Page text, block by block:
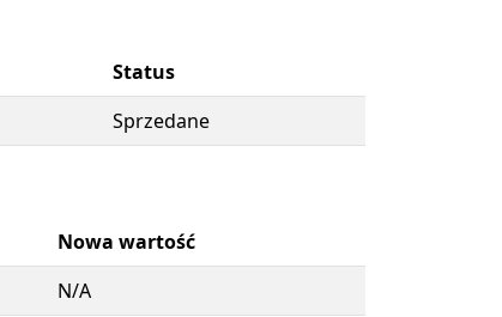
Status
Sprzedane
Nowa wartość
N/A